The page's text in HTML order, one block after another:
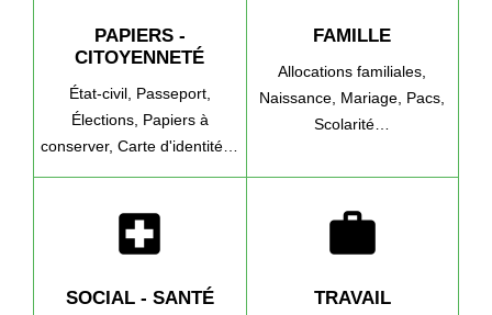
PAPIERS -
CITOYENNETÉ
État-civil, Passeport,
Élections, Papiers à
conserver,Carte d'identité…
FAMILLE
Allocations familiales,
Naissance, Mariage, Pacs,
Scolarité…
local_hospital
SOCIAL - SANTÉ
work
TRAVAIL